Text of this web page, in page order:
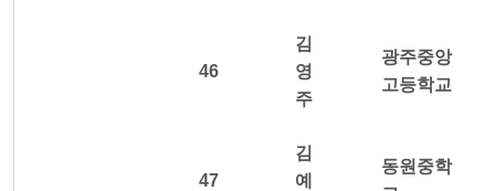
46
김
영
주
광주중앙
고등학교
47
김
예
동원중학